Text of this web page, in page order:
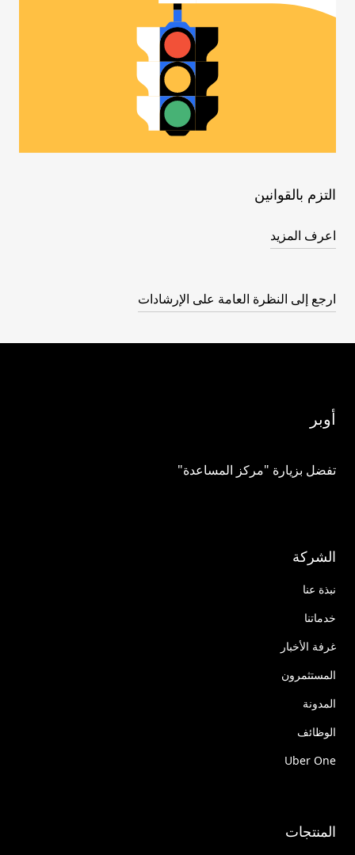
التزم بالقوانين
اعرف المزيد
ارجع إلى النظرة العامة على الإرشادات
أوبر
تفضل بزيارة "مركز المساعدة"
الشركة
نبذة عنا
خدماتنا
غرفة الأخبار
المستثمرون
المدونة
الوظائف
Uber One
المنتجات